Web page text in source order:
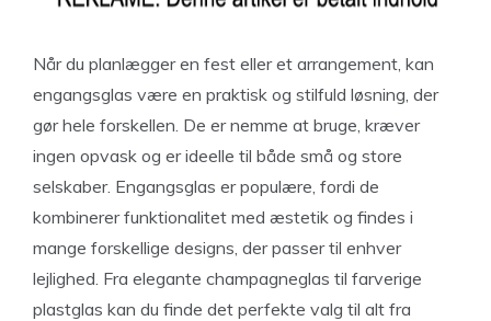
Når du planlægger en fest eller et arrangement, kan
engangsglas være en praktisk og stilfuld løsning, der
gør hele forskellen. De er nemme at bruge, kræver
ingen opvask og er ideelle til både små og store
selskaber. Engangsglas er populære, fordi de
kombinerer funktionalitet med æstetik og findes i
mange forskellige designs, der passer til enhver
lejlighed. Fra elegante champagneglas til farverige
plastglas kan du finde det perfekte valg til alt fra